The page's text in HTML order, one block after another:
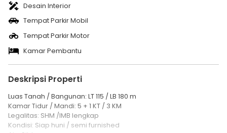
Desain Interior
Tempat Parkir Mobil
Tempat Parkir Motor
Kamar Pembantu
Deskripsi Properti
Luas Tanah / Bangunan: LT 115 / LB 180 m
Kamar Tidur / Mandi: 5 + 1 KT / 3 KM
Legalitas: SHM /IMB lengkap
Kondisi: Siap huni / semi furnished